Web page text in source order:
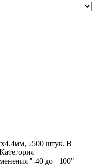
2500 штук. В
"-40 до +100"